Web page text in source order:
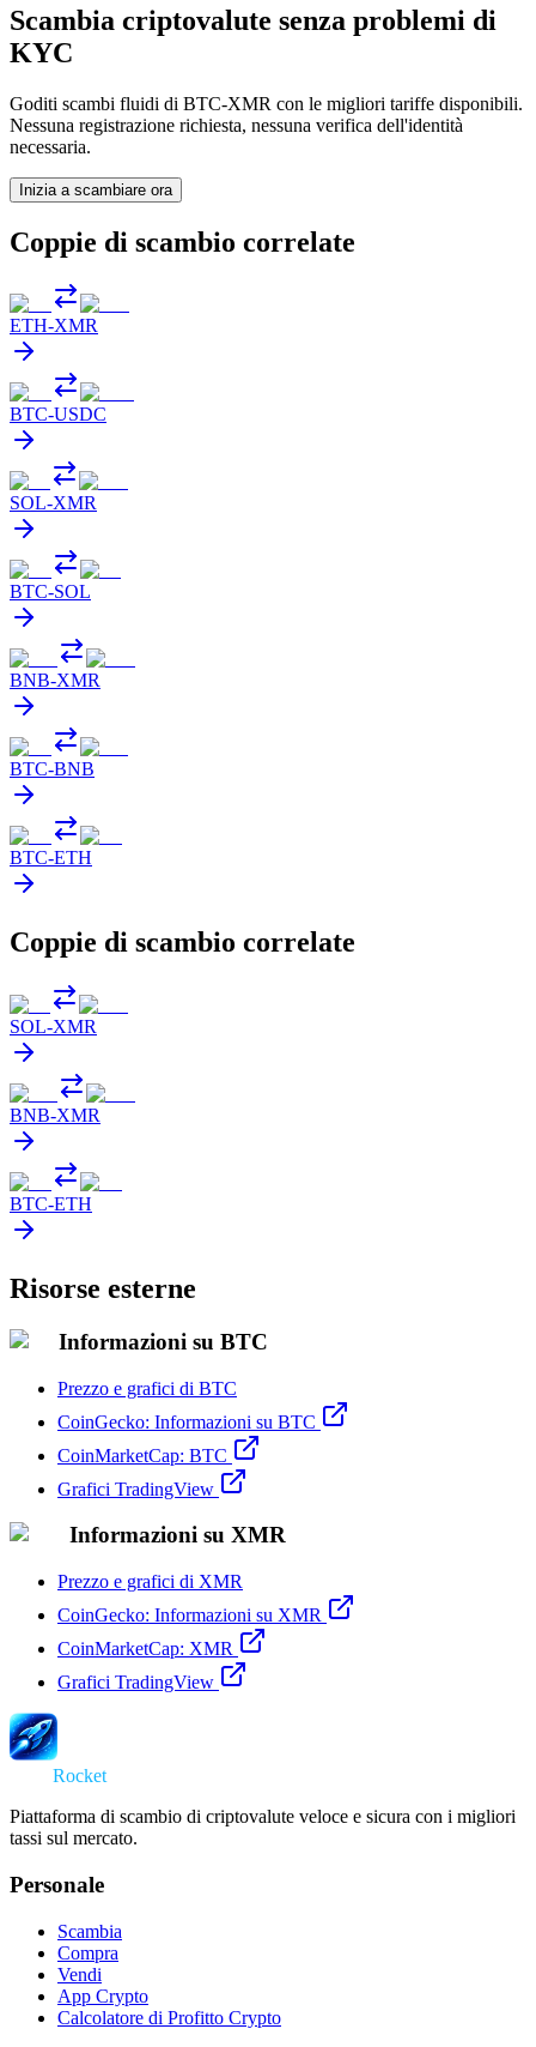
Scambia criptovalute senza problemi di
KYC
Goditi scambi fluidi di BTC-XMR con le migliori tariffe disponibili.
Nessuna registrazione richiesta, nessuna verifica dell'identità
necessaria.
Inizia a scambiare ora
Coppie di scambio correlate
ETH-XMR
BTC-USDC
SOL-XMR
BTC-SOL
BNB-XMR
BTC-BNB
BTC-ETH
Coppie di scambio correlate
SOL-XMR
BNB-XMR
BTC-ETH
Risorse esterne
Informazioni su BTC
Prezzo e grafici di BTC
CoinGecko: Informazioni su BTC
CoinMarketCap: BTC
Grafici TradingView
Informazioni su XMR
Prezzo e grafici di XMR
CoinGecko: Informazioni su XMR
CoinMarketCap: XMR
Grafici TradingView
Rocket
Piattaforma di scambio di criptovalute veloce e sicura con i migliori
tassi sul mercato.
Personale
Scambia
Compra
Vendi
App Crypto
Calcolatore di Profitto Crypto